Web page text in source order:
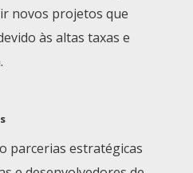
novos projetos que
às altas taxas e
parcerias estratégicas